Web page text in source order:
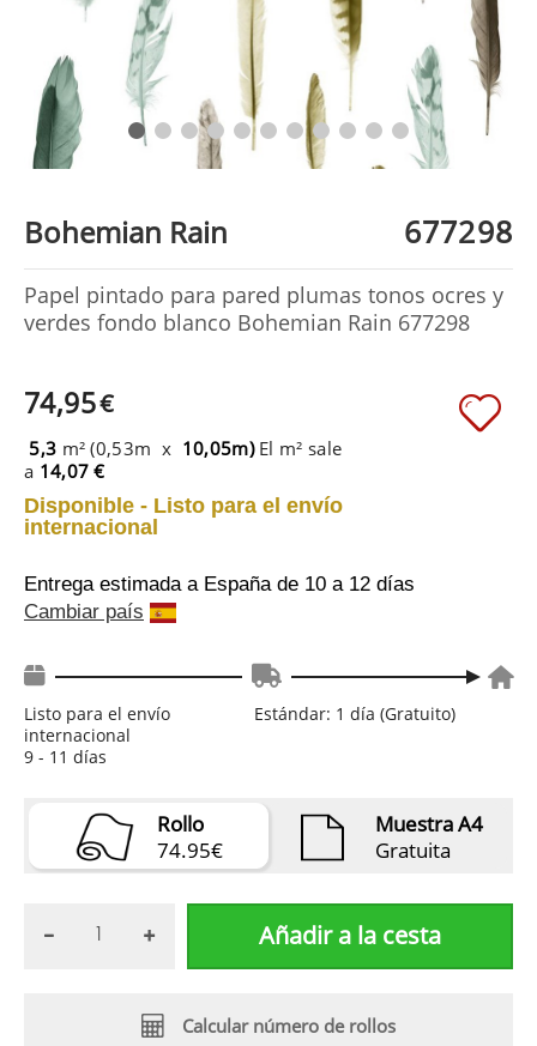
Bohemian Rain 677298
Papel pintado para pared plumas tonos ocres y
verdes fondo blanco Bohemian Rain 677298
74,95€
5,3 m² (0,53m x 10,05m) El m² sale
a 14,07 €
Disponible - Listo para el envío
internacional
Entrega estimada a España de 10 a 12 días
Cambiar país
Listo para el envío
internacional
9 - 11 días
Estándar: 1 día (Gratuito)
Rollo
74.95€
Muestra A4
Gratuita
Añadir a la cesta
Calcular número de rollos